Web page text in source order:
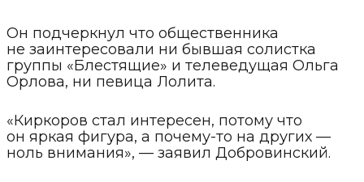
Он подчеркнул что общественника
не заинтересовали ни бывшая солистка
группы «Блестящие» и телеведущая Ольга
Орлова, ни певица Лолита.
«Киркоров стал интересен, потому что
он яркая фигура, а почему-то на других —
ноль внимания», — заявил Добровинский.